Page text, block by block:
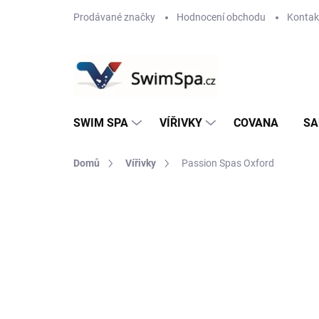
Prodávané značky Hodnocení obchodu
SWIM SPA VÍŘIVKY COVANA
Domů Vířivky Passion Spas Oxford